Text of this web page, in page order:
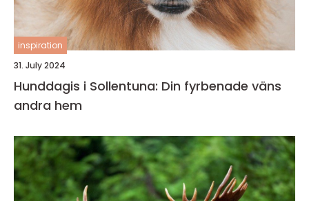
inspiration
31. July 2024
Hunddagis i Sollentuna: Din fyrbenade väns
andra hem